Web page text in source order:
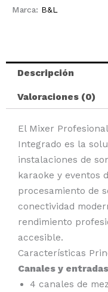
cantidad
Marca: B&L
Descripción
Valoraciones (0)
El Mixer
Integrado es la
instalaciones de
karaoke y eventos
procesamiento de
conectividad
rendimiento
accesible.
Características
Canales y entradas
4 canales de